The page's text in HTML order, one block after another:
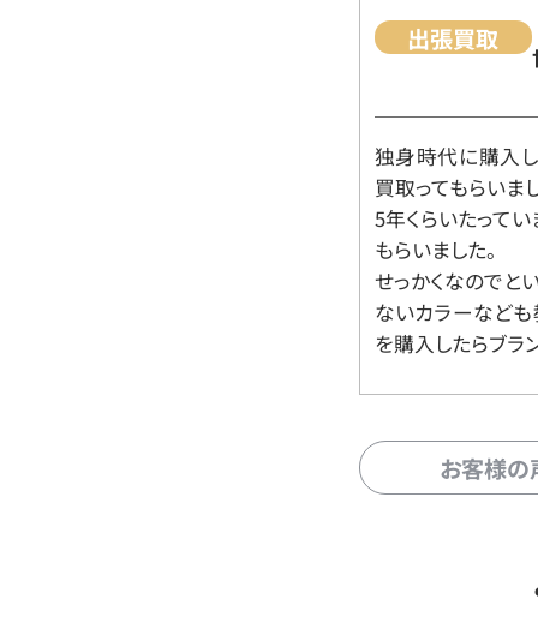
出張買取
独身時代に購入
買取ってもらいま
5年くらいたって
もらいました。
せっかくなのでと
ないカラーなども
を購入したらブラ
お客様